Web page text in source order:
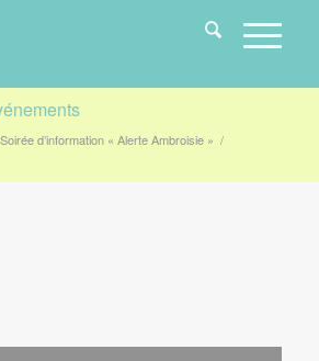
Soirée d’information « Alerte Ambroisie » /